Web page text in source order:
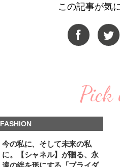
この記事が気
Pick
FASHION
今の私に、そして未来の私
に。【シャネル】が贈る、永
【体験レ
uka新店舗
Share」
フタヌー
ットも
【J’s